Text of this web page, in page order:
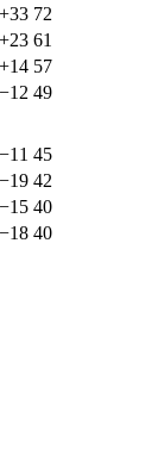
+33 72
+23 61
+14 57
−12 49
−11 45
−19 42
−15 40
−18 40